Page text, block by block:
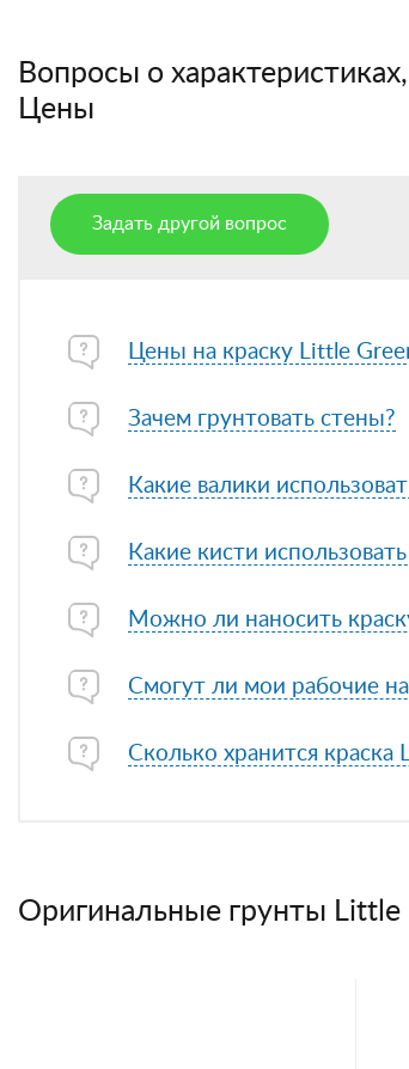
Вопросы о
Цены
Задать другой вопрос
Цены на краску Little
Зачем грунтовать стены?
Какие валики
Какие кисти
Можно ли наносить
Смогут ли мои рабочие
Сколько хранится краска
Оригинальные грунты Little